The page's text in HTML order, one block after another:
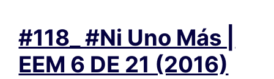
19
“Carlos
Geniso”
(2016)
#118_ #Ni Uno Más |
EEM 6 DE 21 (2016)